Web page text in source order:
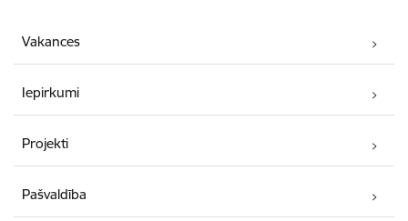
Vakances
Iepirkumi
Projekti
Pašvaldība